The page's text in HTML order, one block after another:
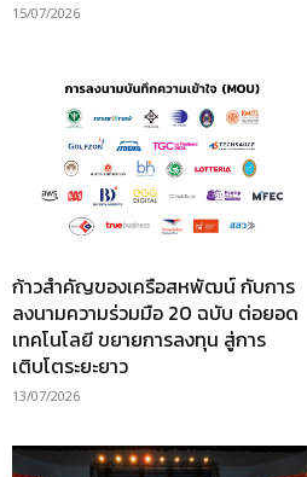
15/07/2026
ก้าวสำคัญของเครือสหพัฒน์ กับการ
ลงนามความร่วมมือ 20 ฉบับ ต่อยอด
เทคโนโลยี ขยายการลงทุน สู่การ
เติบโตระยะยาว
13/07/2026